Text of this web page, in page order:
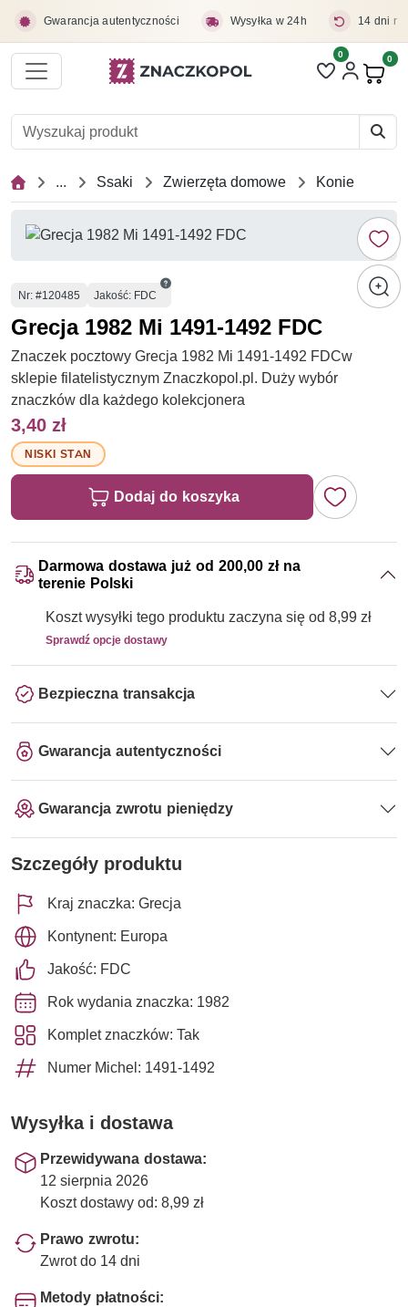
Gwarancja autentyczności Wysyłka w 24h 14 dni
Liczba pozycji
0 0
... Ssaki Zwierzęta domowe Konie
Numer
Nr: #120485 Jakość: FDC
Grecja 1982 Mi 1491-1492 FDC
Znaczek pocztowy Grecja 1982 Mi 1491-1492 FDCw
sklepie filatelistycznym Znaczkopol.pl. Duży wybór
znaczków dla każdego kolekcjonera
3,40 zł
NISKI STAN
Dodaj do koszyka
Darmowa dostawa już od 200,00 zł na
terenie Polski
Koszt wysyłki tego produktu zaczyna się od 8,99 zł
Sprawdź opcje dostawy
Bezpieczna transakcja
Gwarancja autentyczności
Gwarancja zwrotu pieniędzy
Szczegóły produktu
Kraj znaczka: Grecja
Kontynent: Europa
Jakość: FDC
Rok wydania znaczka: 1982
Komplet znaczków: Tak
Numer Michel: 1491-1492
Wysyłka i dostawa
Przewidywana dostawa:
12 sierpnia 2026
Koszt dostawy od: 8,99 zł
Prawo zwrotu:
Zwrot do 14 dni
Metody płatności: